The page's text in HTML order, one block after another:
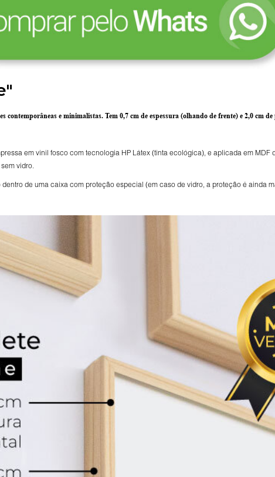
contemporâneas e minimalistas.Tem 0,7 cm de espessura (olhando de frente) e 2,0 cm
em vinil fosco com tecnologia HP Látex (tinta ecológica), e aplicada em
vidro.
de uma caixa com proteção especial (em caso de vidro, a proteção é ainda